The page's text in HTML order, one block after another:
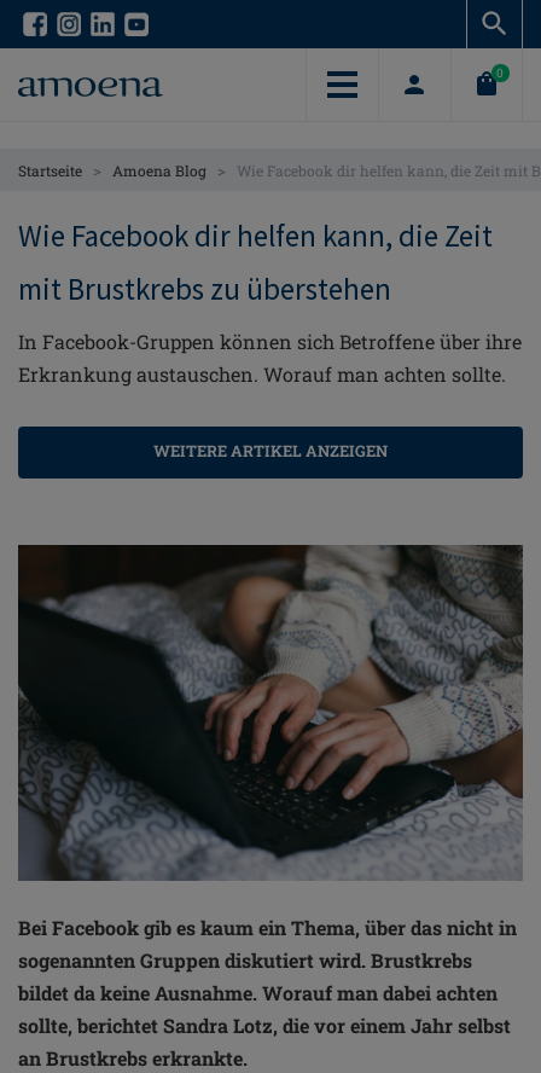
Skip
content
Skip
content
0
Startseite > Amoena Blog > Wie Facebook dir helfen kann, die Zeit mit
Wie Facebook dir helfen kann, die Zeit
mit Brustkrebs zu überstehen
In Facebook-Gruppen können sich Betroffene über ihre
Erkrankung austauschen. Worauf man achten sollte.
WEITERE ARTIKEL ANZEIGEN
Bei Facebook gib es kaum ein Thema, über das nicht in
sogenannten Gruppen diskutiert wird. Brustkrebs
bildet da keine Ausnahme. Worauf man dabei achten
sollte, berichtet Sandra Lotz, die vor einem Jahr selbst
an Brustkrebs erkrankte.